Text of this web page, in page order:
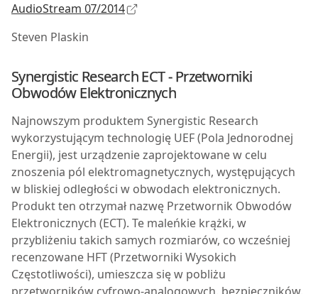
AudioStream 07/2014
Steven Plaskin
Synergistic Research ECT - Przetworniki
Obwodów Elektronicznych
Najnowszym produktem Synergistic Research
wykorzystującym technologię UEF (Pola Jednorodnej
Energii), jest urządzenie zaprojektowane w celu
znoszenia pól elektromagnetycznych, występujących
w bliskiej odległości w obwodach elektronicznych.
Produkt ten otrzymał nazwę Przetwornik Obwodów
Elektronicznych (ECT). Te maleńkie krążki, w
przybliżeniu takich samych rozmiarów, co wcześniej
recenzowane HFT (Przetworniki Wysokich
Częstotliwości), umieszcza się w pobliżu